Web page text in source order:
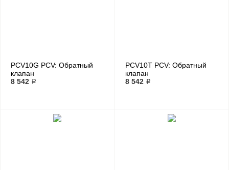
PCV10G PCV: Обратный
клапан
8 542 ₽
PCV10T PCV: Обратный
клапан
8 542 ₽